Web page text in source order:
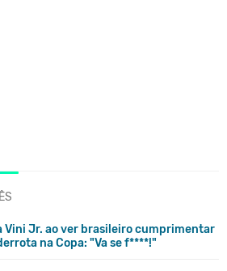
Vini Jr. ao ver brasileiro cumprimentar
na Copa: "Va se f****!"